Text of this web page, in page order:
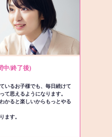
中/終了後)
いるお子様でも、毎日続けて
て思えるようになります。
かると楽しいからもっとやる
ます。